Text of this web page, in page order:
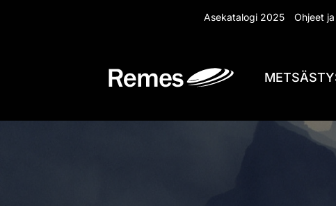
Asekatalogi 2025 Ohjeet